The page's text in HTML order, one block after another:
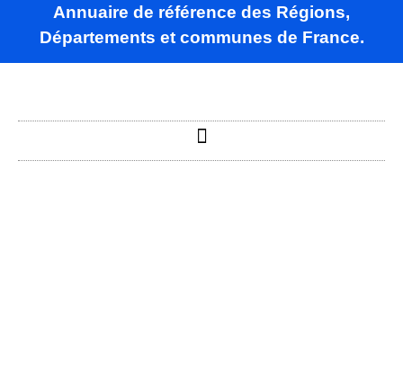
Annuaire de référence des Régions,
Départements et communes de France.